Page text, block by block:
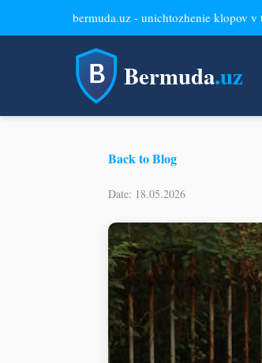
bermuda.uz - unichtozhenie klopov v
Bermuda.uz
Back to Blog
Date: 18.05.2026